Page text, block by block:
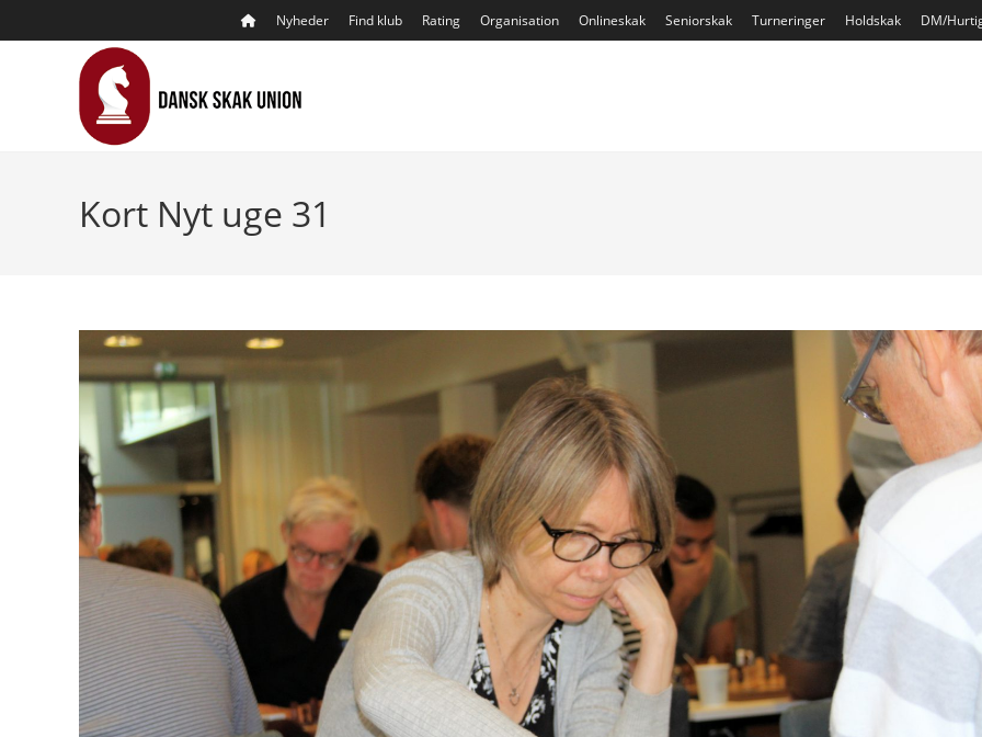
to
Nyheder Find klub Rating Organisation Onlineskak Seniorskak Turneringer Holdskak DM/
Kort Nyt uge 31